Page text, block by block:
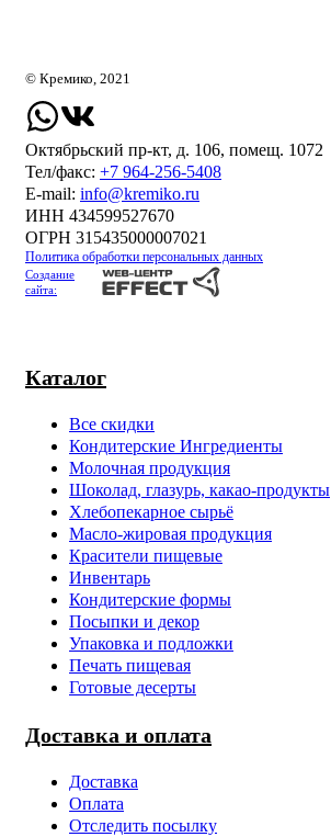
Каталог
Все скидки
Кондитерские Ингредиенты
Молочная продукция
Шоколад, глазурь, какао-продукты
Хлебопекарное сырьё
Масло-жировая продукция
Красители пищевые
Инвентарь
Кондитерские формы
Посыпки и декор
Упаковка и подложки
Печать пищевая
Готовые десерты
Доставка и оплата
Доставка
Оплата
Отследить посылку
© Кремико, 2021
Октябрьский пр-кт, д. 106, помещ. 1072
Тел/факс: +7 964-256-5408
Е-mail: info@kremiko.ru
ИНН 434599527670
ОГРН 315435000007021
Политика обработки персональных данных
Создание
сайта: